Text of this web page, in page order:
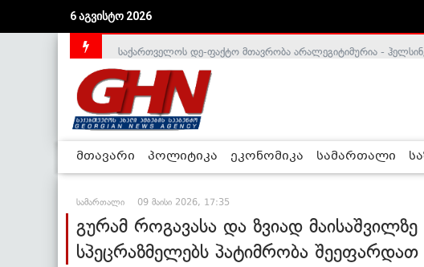
6 აგვისტო 2026
საქართველოს დე-ფაქტო მთავრობა არალეგიტიმურია -
მთავარი პოლიტიკა ეკონომიკა სამართალი
სამართალი 09 მაისი 2026, 17:35
გურამ როგავასა და ზვიად
სპეცრაზმელებს პატიმრობა შეეფარდათ